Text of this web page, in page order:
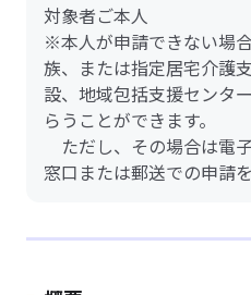
対象者ご本人
※本人が申請できない場
族、または指定居宅介護
設、地域包括支援センタ
らうことができます。
ただし、その場合は電
窓口または郵送での申請